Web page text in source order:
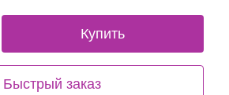
Купить
Быстрый заказ